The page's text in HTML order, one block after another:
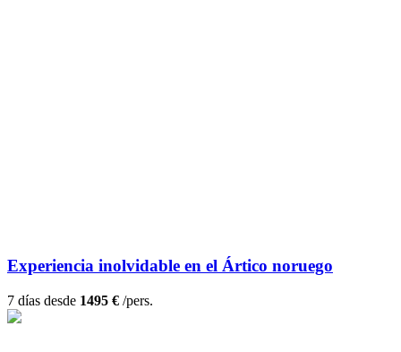
Experiencia inolvidable en el Ártico noruego
7 días desde 1495 € /pers.